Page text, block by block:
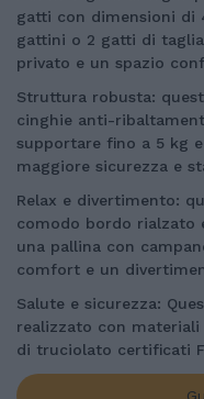
gatti con dimensioni di
gattini o 2 gatti di
privato e un spazio
Struttura robusta:
cinghie anti-
supportare fino a 5 kg
maggiore sicurezza e
Relax e divertimento:
comodo bordo rialzato
una pallina con
comfort e un
Salute e sicurezza:
realizzato con
di truciolato certificati
utilizzo confortevole e
gatti